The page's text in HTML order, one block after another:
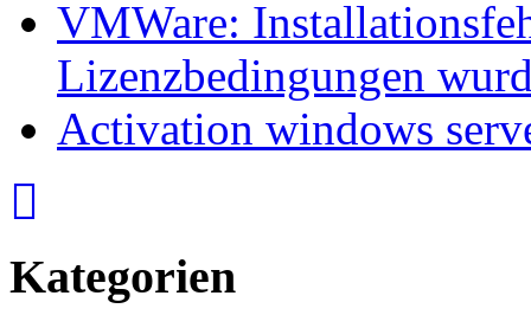
VMWare:
Lizenzbedingungen
Activation windows
Kategorien